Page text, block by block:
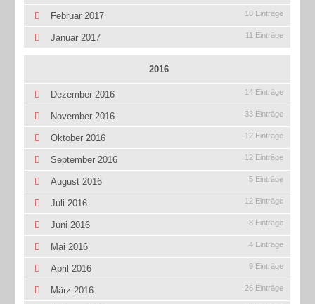
Februar 2017 18 Einträge
Januar 2017 11 Einträge
2016
Dezember 2016 14 Einträge
November 2016 33 Einträge
Oktober 2016 12 Einträge
September 2016 12 Einträge
August 2016 5 Einträge
Juli 2016 12 Einträge
Juni 2016 8 Einträge
Mai 2016 4 Einträge
April 2016 9 Einträge
März 2016 26 Einträge